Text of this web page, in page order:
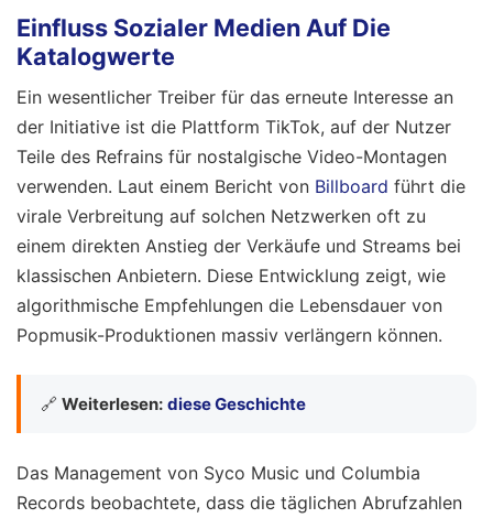
Einfluss Sozialer Medien Auf Die
Katalogwerte
Ein wesentlicher Treiber für das erneute Interesse an
der Initiative ist die Plattform TikTok, auf der Nutzer
Teile des Refrains für nostalgische Video-Montagen
verwenden. Laut einem Bericht von Billboard führt die
virale Verbreitung auf solchen Netzwerken oft zu
einem direkten Anstieg der Verkäufe und Streams bei
klassischen Anbietern. Diese Entwicklung zeigt, wie
algorithmische Empfehlungen die Lebensdauer von
Popmusik-Produktionen massiv verlängern können.
🔗 Weiterlesen: diese Geschichte
Das Management von Syco Music und Columbia
Records beobachtete, dass die täglichen Abrufzahlen